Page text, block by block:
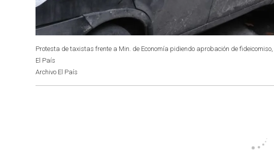
Protesta de taxistas frente a Min. de Economía pidiendo aprobación de
El País
Archivo El País